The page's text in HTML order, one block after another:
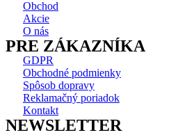
Obchod
Akcie
O nás
PRE ZÁKAZNÍKA
GDPR
Obchodné podmienky
Spôsob dopravy
Reklamačný poriadok
Kontakt
NEWSLETTER